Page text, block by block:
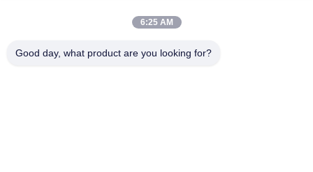
weniger Aufzug
Panoramischer
6:25 AM
Good day, what product are you looking for?